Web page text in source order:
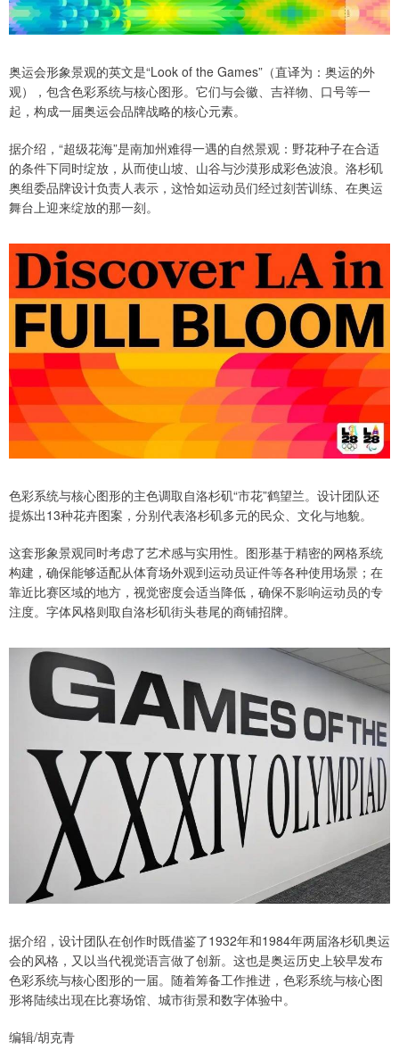
奥运会形象景观的英文是“Look of the Games”（直译为：奥运的外
观），包含色彩系统与核心图形。它们与会徽、吉祥物、口号等一
起，构成一届奥运会品牌战略的核心元素。
据介绍，“超级花海”是南加州难得一遇的自然景观：野花种子在合适
的条件下同时绽放，从而使山坡、山谷与沙漠形成彩色波浪。洛杉矶
奥组委品牌设计负责人表示，这恰如运动员们经过刻苦训练、在奥运
舞台上迎来绽放的那一刻。
色彩系统与核心图形的主色调取自洛杉矶“市花”鹤望兰。设计团队还
提炼出13种花卉图案，分别代表洛杉矶多元的民众、文化与地貌。
这套形象景观同时考虑了艺术感与实用性。图形基于精密的网格系统
构建，确保能够适配从体育场外观到运动员证件等各种使用场景；在
靠近比赛区域的地方，视觉密度会适当降低，确保不影响运动员的专
注度。字体风格则取自洛杉矶街头巷尾的商铺招牌。
据介绍，设计团队在创作时既借鉴了1932年和1984年两届洛杉矶奥运
会的风格，又以当代视觉语言做了创新。这也是奥运历史上较早发布
色彩系统与核心图形的一届。随着筹备工作推进，色彩系统与核心图
形将陆续出现在比赛场馆、城市街景和数字体验中。
编辑/胡克青